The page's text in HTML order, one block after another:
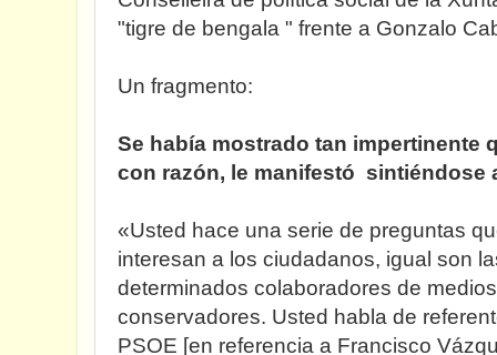
"tigre de bengala " frente a Gonzalo
Un fragmento:
Se había mostrado tan impertinente
con razón, le manifestó sintiéndose
«Usted hace una serie de preguntas
interesan a los ciudadanos, igual son
determinados colaboradores de
conservadores. Usted habla de
PSOE [en referencia a Francisco